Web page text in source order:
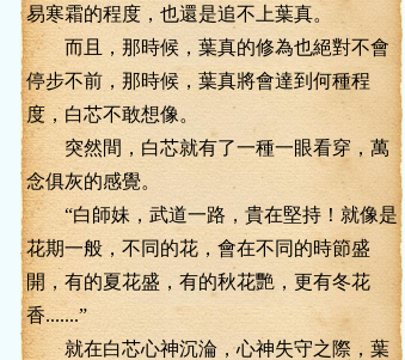
易寒霜的程度，也還是追不上葉真。
而且，那時候，葉真的修為也絕對不會
停步不前，那時候，葉真將會達到何種程
度，白芯不敢想像。
突然間，白芯就有了一種一眼看穿，萬
念俱灰的感覺。
“白師妹，武道一路，貴在堅持！就像是
花期一般，不同的花，會在不同的時節盛
開，有的夏花盛，有的秋花艷，更有冬花
香.......”
就在白芯心神沉淪，心神失守之際，葉